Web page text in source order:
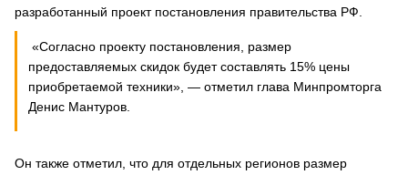
разработанный проект постановления правительства РФ.
«Согласно проекту постановления, размер
предоставляемых скидок будет составлять 15% цены
приобретаемой техники», — отметил глава Минпромторга
Денис Мантуров.
Он также отметил, что для отдельных регионов размер